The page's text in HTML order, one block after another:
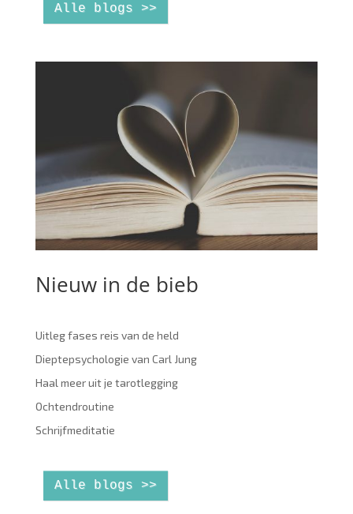
Alle blogs >>
Nieuw in de bieb
Uitleg fases reis van de held
Dieptepsychologie van Carl Jung
Haal meer uit je tarotlegging
Ochtendroutine
Schrijfmeditatie
Alle blogs >>